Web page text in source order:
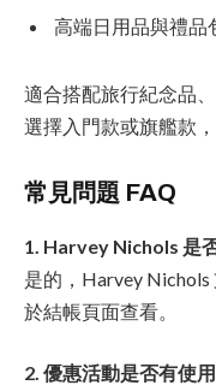
高端日用品與禮品
適合搭配旅行紀念品
選擇入門款或旗艦款
常見問題 FAQ
1. Harvey Nichols 是
是的，Harvey
於結帳頁面查看。
2. 優惠活動是否有使